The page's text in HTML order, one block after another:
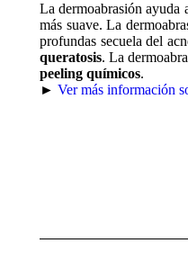
La dermoabrasión ayuda
más suave. La
profundas secuela del
queratosis. La
peeling químicos.
► Ver más información